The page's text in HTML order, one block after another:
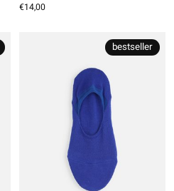
€14,00
bestseller